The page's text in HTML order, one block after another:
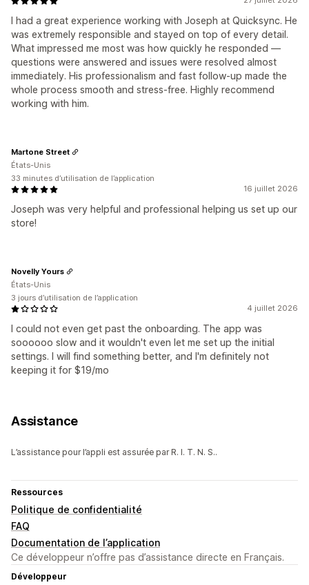
I had a great experience working with Joseph at Quicksync. He
was extremely responsible and stayed on top of every detail.
What impressed me most was how quickly he responded —
questions were answered and issues were resolved almost
immediately. His professionalism and fast follow-up made the
whole process smooth and stress-free. Highly recommend
working with him.
16 juillet 2026
Joseph was very helpful and professional helping us set up our
store!
Martone Street
États-Unis
33 minutes d’utilisation de l’application
4 juillet 2026
I could not even get past the onboarding. The app was
soooooo slow and it wouldn't even let me set up the initial
settings. I will find something better, and I'm definitely not
keeping it for $19/mo
Novelly Yours
États-Unis
3 jours d’utilisation de l’application
Assistance
L’assistance pour l’appli est assurée par R. I. T. N. S..
Ressources
Politique de confidentialité
FAQ
Documentation de l’application
Ce développeur n’offre pas d’assistance directe en Français.
Développeur